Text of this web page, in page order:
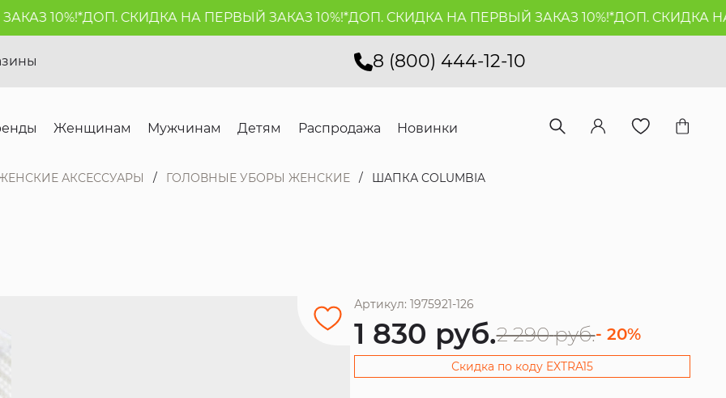
10%!*ДОП. СКИДКА НА ПЕРВЫЙ ЗАКАЗ 10%!*ДОП. СКИДКА НА ПЕРВЫЙ ЗАКАЗ 10%!*ДОП. СКИДКА НА
8 (800) 444-12-10
Женщинам Мужчинам Детям Распродажа Новинки
АКСЕССУАРЫ ГОЛОВНЫЕ УБОРЫ ЖЕНСКИЕ ШАПКА COLUMBIA
Артикул: 1975921-126
1 830 руб.2 290 руб.- 20%
Скидка по коду EXTRA15